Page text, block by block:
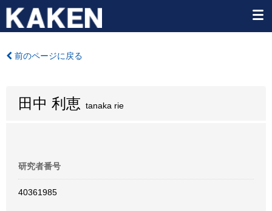
前のページに戻る
田中 利恵 tanaka rie
研究者番号
40361985